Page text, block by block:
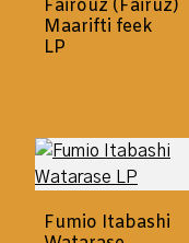
Fairouz (Fairuz)
Maarifti feek
LP
Fumio Itabashi